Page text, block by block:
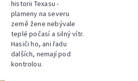
historii Texasu -
plameny na severu
země žene nebývale
teplé počasí a silný vítr.
Hasiči ho, ani řadu
dalších, nemají pod
kontrolou.